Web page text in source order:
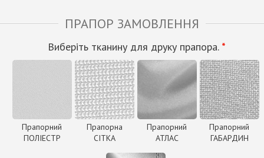
ПРАПОР ЗАМОВЛЕННЯ
Виберіть тканину для друку прапора. *
Прапорний
ПОЛІЕСТР
Прапорна
СІТКА
Прапорний
АТЛАС
Прапорний
ГАБАРДИН